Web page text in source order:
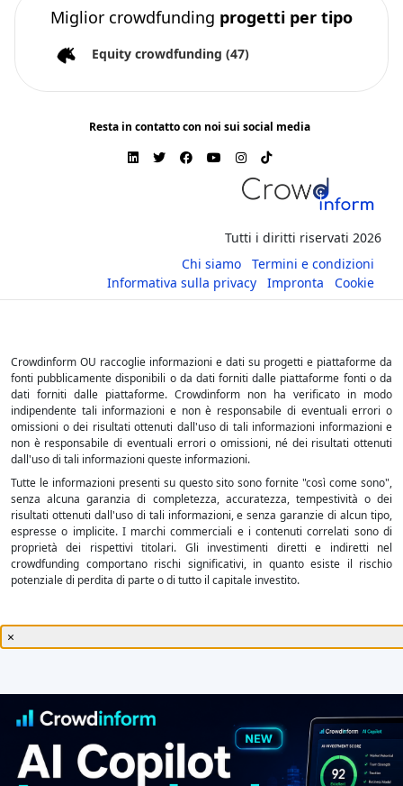
Miglior crowdfunding progetti per tipo
Equity crowdfunding (47)
Resta in contatto con noi sui social media
Tutti i diritti riservati 2026
Chi siamo
Termini e condizioni
Informativa sulla privacy
Impronta Cookie
Crowdinform OU raccoglie informazioni e dati su progetti e piattaforme da
fonti pubblicamente disponibili o da dati forniti dalle piattaforme fonti o da
dati forniti dalle piattaforme. Crowdinform non ha verificato in modo
indipendente tali informazioni e non è responsabile di eventuali errori o
omissioni o dei risultati ottenuti dall'uso di tali informazioni informazioni e
non è responsabile di eventuali errori o omissioni, né dei risultati ottenuti
dall'uso di tali informazioni queste informazioni.
Tutte le informazioni presenti su questo sito sono fornite "così come sono",
senza alcuna garanzia di completezza, accuratezza, tempestività o dei
risultati ottenuti dall'uso di tali informazioni, e senza garanzie di alcun tipo,
espresse o implicite. I marchi commerciali e i contenuti correlati sono di
proprietà dei rispettivi titolari. Gli investimenti diretti e indiretti nel
crowdfunding comportano rischi significativi, in quanto esiste il rischio
potenziale di perdita di parte o di tutto il capitale investito.
×